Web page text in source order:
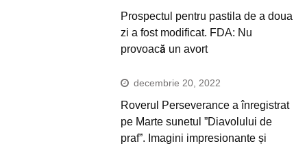
Prospectul pentru pastila de a doua
zi a fost modificat. FDA: Nu
provoacă un avort
decembrie 20, 2022
Roverul Perseverance a înregistrat
pe Marte sunetul ”Diavolului de
praf”. Imagini impresionante și